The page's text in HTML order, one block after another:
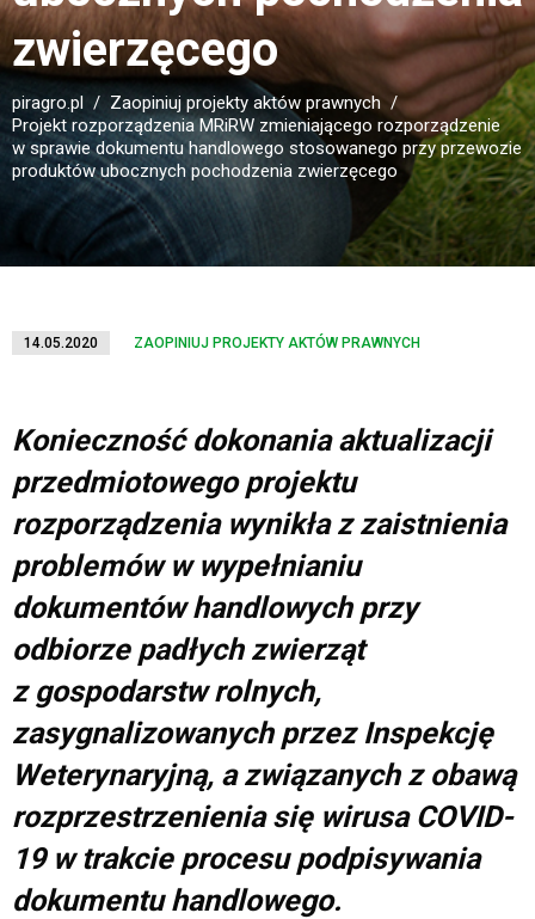
zwierzęcego
piragro.pl
Zaopiniuj projekty aktów prawnych
Projekt rozporządzenia MRiRW zmieniającego rozporządzenie
w sprawie dokumentu handlowego stosowanego przy przewozie
produktów ubocznych pochodzenia zwierzęcego
14.05.2020 ZAOPINIUJ PROJEKTY AKTÓW PRAWNYCH
Konieczność dokonania aktualizacji
przedmiotowego projektu
rozporządzenia wynikła z zaistnienia
problemów w wypełnianiu
dokumentów handlowych przy
odbiorze padłych zwierząt
z gospodarstw rolnych,
zasygnalizowanych przez Inspekcję
Weterynaryjną, a związanych z obawą
rozprzestrzenienia się wirusa COVID-
19 w trakcie procesu podpisywania
dokumentu handlowego.